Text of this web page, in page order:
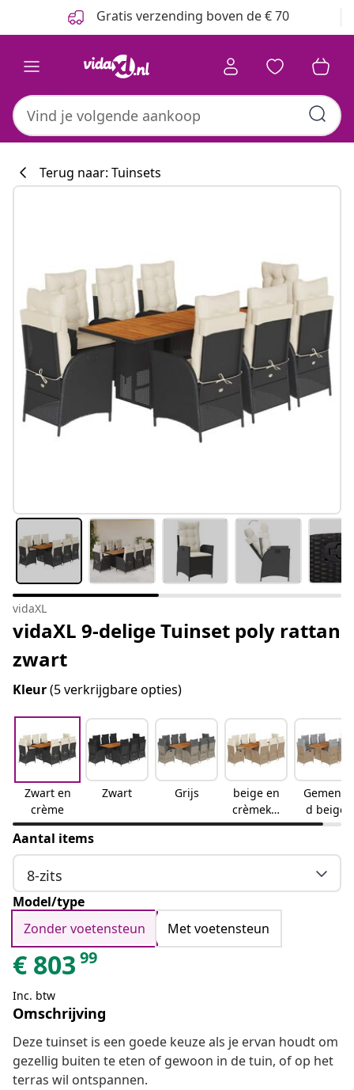
Gratis verzending boven de € 70
Terug naar: Tuinsets
vidaXL
vidaXL 9-delige Tuinset poly rattan
zwart
Kleur(5 verkrijgbare opties)
Zwart en
crème
Zwart Grijs
beige en
crèmekle
urig
Gemeng
d beige
Aantal items
8-zits
Model/type
Zonder voetensteun
Met voetensteun
€ 803 99
Inc. btw
Omschrijving
Deze tuinset is een goede keuze als je ervan houdt om
gezellig buiten te eten of gewoon in de tuin, of op het
terras wil ontspannen.